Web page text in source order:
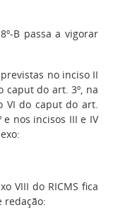
B passa a vigorar
no inciso II
caput do art. 3º, na
VI do caput do art.
nos incisos III e IV
VIII do RICMS fica
redação: